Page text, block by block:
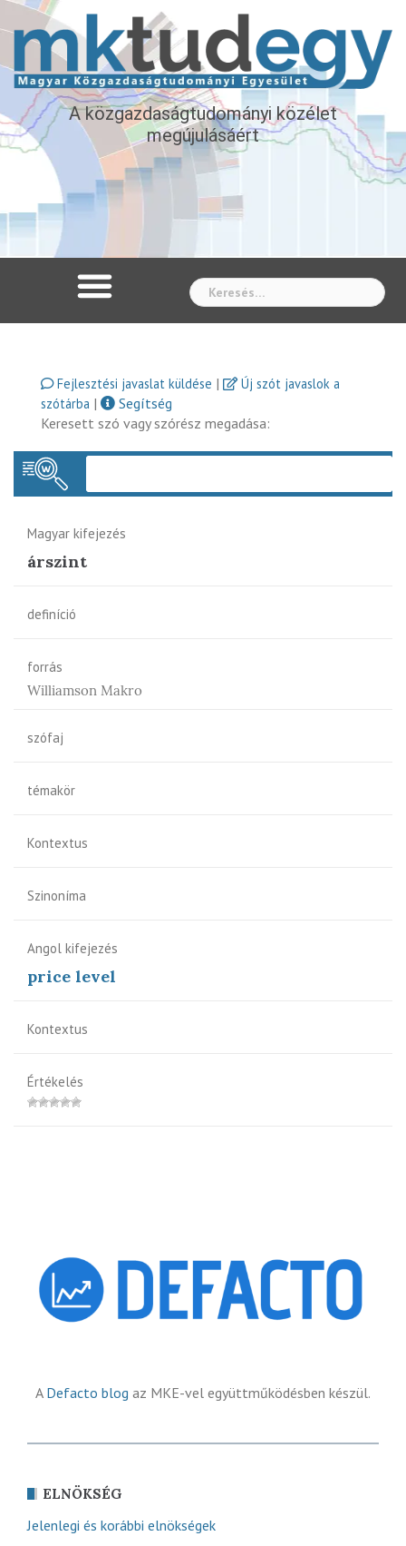
A közgazdaságtudományi közélet
megújulásáért
Fejlesztési javaslat küldése |
Új szót javaslok a
szótárba |
Segítség
Keresett szó vagy szórész megadása:
Magyar kifejezés
árszint
definíció
forrás
Williamson Makro
szófaj
témakör
Kontextus
Szinoníma
Angol kifejezés
price level
Kontextus
Értékelés
A Defacto blog az MKE-vel együttműködésben készül.
ELNÖKSÉG
Jelenlegi és korábbi elnökségek